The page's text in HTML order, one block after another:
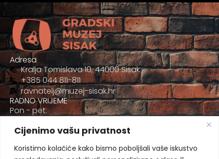
Cijenimo vašu privatnost
Koristimo kolačiće kako bismo poboljšali vaše iskustvo
Adresa
Kralja Tomislava 10, 44000 Sisak
+385 044 811-811
ravnatelj@muzej-sisak.hr
RADNO VRIJEME
Pon - pet:
Sub
09:00-12:00